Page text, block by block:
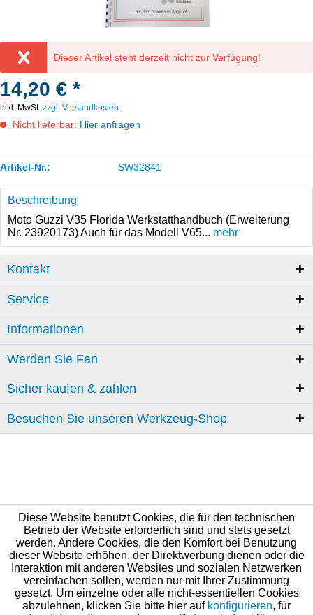
Dieser Artikel steht derzeit nicht zur Verfügung!
14,20 € *
inkl. MwSt. zzgl. Versandkosten
Nicht lieferbar: Hier anfragen
Artikel-Nr.: SW32841
Beschreibung
Moto Guzzi V35 Florida Werkstatthandbuch (Erweiterung
Nr. 23920173) Auch für das Modell V65... mehr
Kontakt
Service
Informationen
Werden Sie Fan
Sicher kaufen & zahlen
Besuchen Sie unseren Werkzeug-Shop
Diese Website benutzt Cookies, die für den technischen
Betrieb der Website erforderlich sind und stets gesetzt
werden. Andere Cookies, die den Komfort bei Benutzung
dieser Website erhöhen, der Direktwerbung dienen oder die
Interaktion mit anderen Websites und sozialen Netzwerken
vereinfachen sollen, werden nur mit Ihrer Zustimmung
gesetzt. Um einzelne oder alle nicht-essentiellen Cookies
abzulehnen, klicken Sie bitte hier auf konfigurieren, für